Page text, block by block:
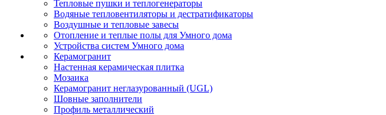
Тепловые пушки и теплогенераторы
Водяные тепловентиляторы и дестратификаторы
Воздушные и тепловые завесы
Отопление и теплые полы для Умного дома
Устройства систем Умного дома
Керамогранит
Настенная керамическая плитка
Мозаика
Керамогранит неглазурованный (UGL)
Шовные заполнители
Профиль металлический